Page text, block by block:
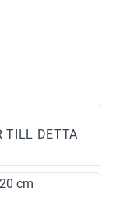
TILL DETTA
cm